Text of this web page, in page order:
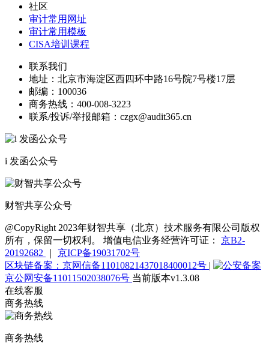
社区
审计常用网址
审计常用模板
CISA培训课程
联系我们
地址： 北京市海淀区西四环中路16号院7号楼17层
邮编： 100036
商务热线： 400-008-3223
联系/投诉/举报邮箱： czgx@audit365.cn
i 发函公众号
财智共享公众号
@CopyRight 2023年财智共享（北京）技术服务有限公司版权
所有，保留一切权利。 增值电信业务经营许可证： 京B2-
20192682
京ICP备19031702号
区块链备案：京网信备11010821437018400012号 |
京公网安备11011502038076号 当前版本v1.3.08
在线客服
商务热线
商务热线